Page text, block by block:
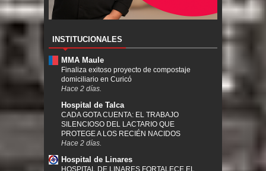
INSTITUCIONALES
MMA Maule
Finaliza exitoso proyecto de compostaje
domiciliario en Curicó
Hace 2 días.
Hospital de Talca
CADA GOTA CUENTA: EL TRABAJO
SILENCIOSO DEL LACTARIO QUE
PROTEGE A LOS RECIÉN NACIDOS
Hace 2 días.
Hospital de Linares
HOSPITAL DE LINARES FORTALECE EL